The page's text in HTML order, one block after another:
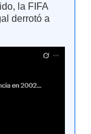
la FIFA
derrotó a